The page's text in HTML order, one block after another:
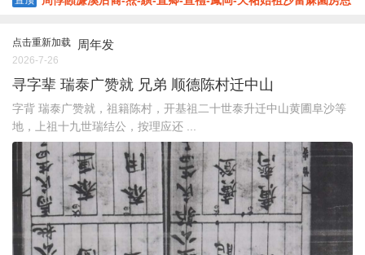
点击重新加载 周年发
2026-7-26
寻字辈 瑞泰广赞就 兄弟 顺德陈村迁中山
字背 瑞泰广赞就，祖籍陈村，开基祖二十世泰升迁中山黄圃阜沙等
地，上祖十九世瑞结公，按理应还 ...